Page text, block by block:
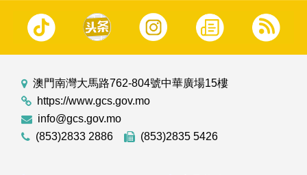
澳門南灣大馬路762-804號中華廣場15樓
https://www.gcs.gov.mo
info@gcs.gov.mo
(853)2833 2886
(853)2835 5426